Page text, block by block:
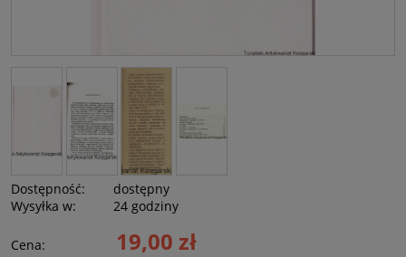
Dostępność:
dostępny
Wysyłka w:
24 godziny
Cena: 19,00 zł